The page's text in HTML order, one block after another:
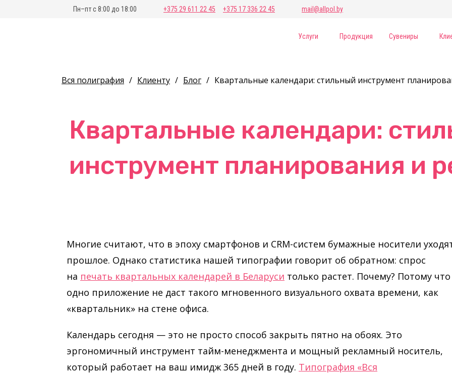
Пн–пт с 8:00 до 18:00 +375 29 611 22 45 +375 17 336 22 45 mail@allpol.by
Услуги Продукция Сувениры
Вся полиграфия / Клиенту / Блог / Квартальные календари: стильный инструмент
Квартальные календари:
инструмент планирования и
Многие считают, что в эпоху смартфонов и CRM-систем бумажные носители
прошлое. Однако статистика нашей типографии говорит об обратном: спрос
на печать квартальных календарей в Беларуси только растет. Почему? Потому
одно приложение не даст такого мгновенного визуального охвата времени, как
«квартальник» на стене офиса.
Календарь сегодня — это не просто способ закрыть пятно на обоях. Это
эргономичный инструмент тайм-менеджмента и мощный рекламный носитель,
который работает на ваш имидж 365 дней в году. Типография «Вся